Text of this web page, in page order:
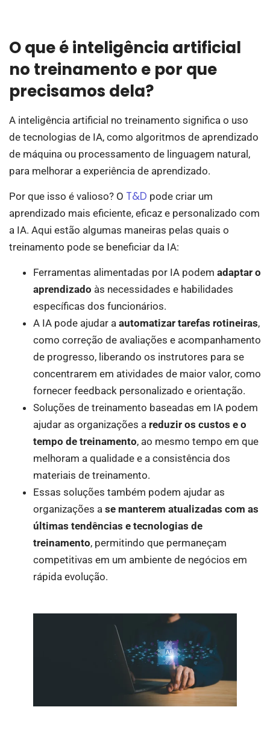
O que é inteligência artificial
no treinamento e por que
precisamos dela?
A inteligência artificial no treinamento significa o uso
de tecnologias de IA, como algoritmos de aprendizado
de máquina ou processamento de linguagem natural,
para melhorar a experiência de aprendizado.
Por que isso é valioso? O T&D pode criar um
aprendizado mais eficiente, eficaz e personalizado com
a IA. Aqui estão algumas maneiras pelas quais o
treinamento pode se beneficiar da IA:
Ferramentas alimentadas por IA podem adaptar o
aprendizado às necessidades e habilidades
específicas dos funcionários.
A IA pode ajudar a automatizar tarefas rotineiras,
como correção de avaliações e acompanhamento
de progresso, liberando os instrutores para se
concentrarem em atividades de maior valor, como
fornecer feedback personalizado e orientação.
Soluções de treinamento baseadas em IA podem
ajudar as organizações a reduzir os custos e o
tempo de treinamento, ao mesmo tempo em que
melhoram a qualidade e a consistência dos
materiais de treinamento.
Essas soluções também podem ajudar as
organizações a se manterem atualizadas com as
últimas tendências e tecnologias de
treinamento, permitindo que permaneçam
competitivas em um ambiente de negócios em
rápida evolução.